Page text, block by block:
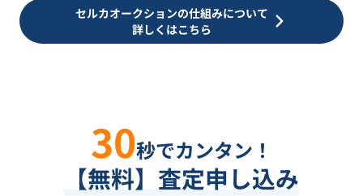
セルカオークションの仕組みについて
詳しくはこちら
30秒でカンタン！
【無料】査定申し込み